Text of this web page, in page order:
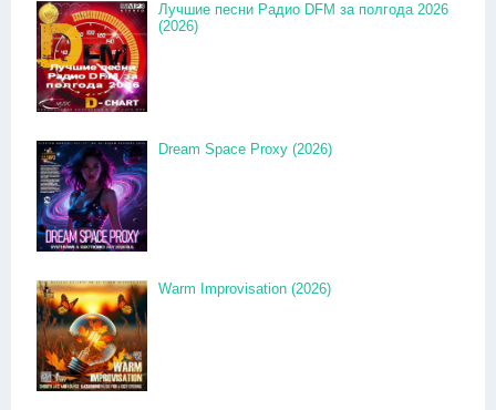
Лучшие песни Радио DFM за полгода 2026
(2026)
Dream Space Proxy (2026)
Warm Improvisation (2026)